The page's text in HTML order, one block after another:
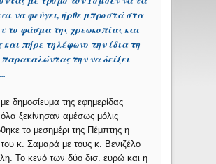
να φεύγει, ήρθε μπροστά στα
το φάσμα της χρεωκοπίας και
και πήρε τηλέφωνο την ίδια τη
την να δείξει
δημοσίευμα της εφημερίδας
ξεκίνησαν αμέσως μόλις
το μεσημέρι της Πέμπτης η
κ. Σαμαρά με τους κ. Βενιζέλο
Το κενό των δύο δισ. ευρώ και η